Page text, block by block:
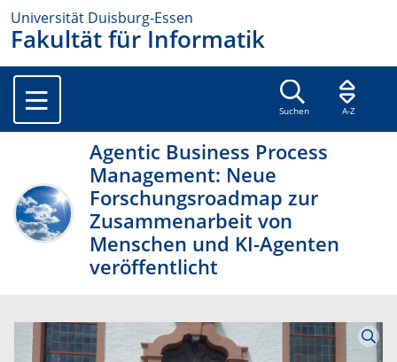
Universität Duisburg-Essen
Fakultät für Informatik
Suchen A-Z
Agentic Business Process
Management: Neue
Forschungsroadmap zur
Zusammenarbeit von
Menschen und KI-Agenten
veröffentlicht